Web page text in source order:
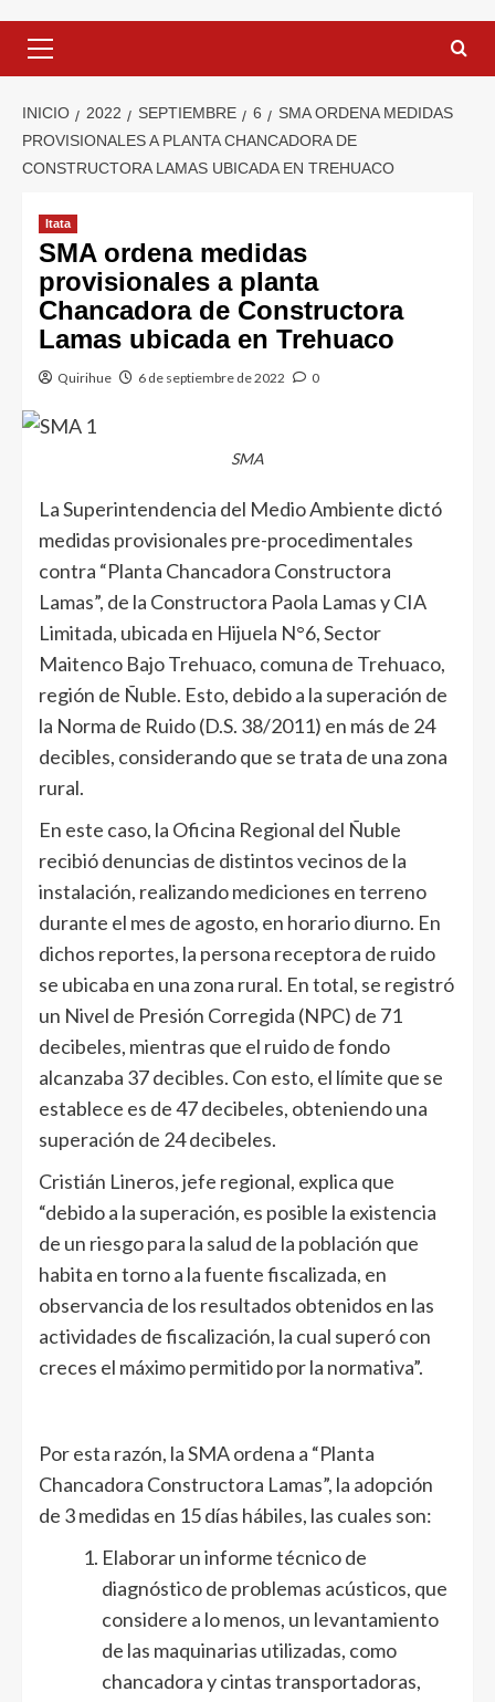
INICIO 2022 SEPTIEMBRE 6
SMA ORDENA MEDIDAS
PROVISIONALES A PLANTA CHANCADORA DE
CONSTRUCTORA LAMAS UBICADA EN TREHUACO
Itata
SMA ordena medidas
provisionales a planta
Chancadora de Constructora
Lamas ubicada en Trehuaco
Quirihue 6 de septiembre de 2022 0
SMA
La Superintendencia del Medio Ambiente dictó
medidas provisionales pre-procedimentales
contra “Planta Chancadora Constructora
Lamas”, de la Constructora Paola Lamas y CIA
Limitada, ubicada en Hijuela N°6, Sector
Maitenco Bajo Trehuaco, comuna de Trehuaco,
región de Ñuble. Esto, debido a la superación de
la Norma de Ruido (D.S. 38/2011) en más de 24
decibles, considerando que se trata de una zona
rural.
En este caso, la Oficina Regional del Ñuble
recibió denuncias de distintos vecinos de la
instalación, realizando mediciones en terreno
durante el mes de agosto, en horario diurno. En
dichos reportes, la persona receptora de ruido
se ubicaba en una zona rural. En total, se registró
un Nivel de Presión Corregida (NPC) de 71
decibeles, mientras que el ruido de fondo
alcanzaba 37 decibles. Con esto, el límite que se
establece es de 47 decibeles, obteniendo una
superación de 24 decibeles.
Cristián Lineros, jefe regional, explica que
“debido a la superación, es posible la existencia
de un riesgo para la salud de la población que
habita en torno a la fuente fiscalizada, en
observancia de los resultados obtenidos en las
actividades de fiscalización, la cual superó con
creces el máximo permitido por la normativa”.
Por esta razón, la SMA ordena a “Planta
Chancadora Constructora Lamas”, la adopción
de 3 medidas en 15 días hábiles, las cuales son:
Elaborar un informe técnico de
diagnóstico de problemas acústicos, que
considere a lo menos, un levantamiento
de las maquinarias utilizadas, como
chancadora y cintas transportadoras,